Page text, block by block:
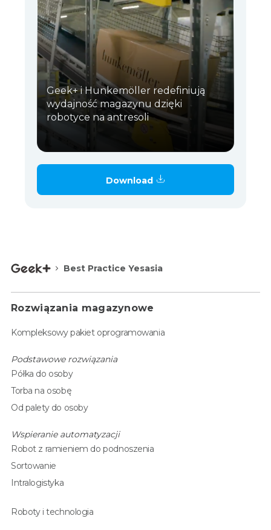
Geek+ i Hunkemöller redefiniują
wydajność magazynu dzięki
robotyce na antresoli
Download
Best Practice Yesasia
Rozwiązania magazynowe
Kompleksowy pakiet oprogramowania
Podstawowe rozwiązania
Półka do osoby
Torba na osobę
Od palety do osoby
Wspieranie automatyzacji
Robot z ramieniem do podnoszenia
Sortowanie
Intralogistyka
Roboty i technologia